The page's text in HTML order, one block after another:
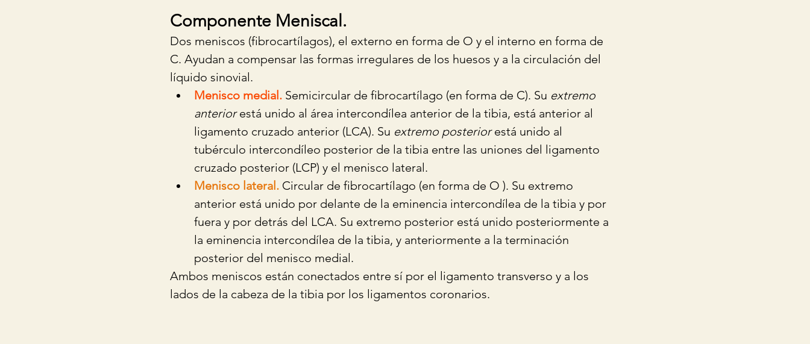
Componente Meniscal.
Dos meniscos (fibrocartílagos), el externo en forma de O y el interno en forma de
C. Ayudan a compensar las formas irregulares de los huesos y a la circulación del
líquido sinovial.
Menisco medial. Semicircular de fibrocartílago (en forma de C). Su extremo
anterior está unido al área intercondílea anterior de la tibia, está anterior al
ligamento cruzado anterior (LCA). Su extremo posterior está unido al
tubérculo intercondíleo posterior de la tibia entre las uniones del ligamento
cruzado posterior (LCP) y el menisco lateral.
Menisco lateral. Circular de fibrocartílago (en forma de O ). Su extremo
anterior está unido por delante de la eminencia intercondílea de la tibia y por
fuera y por detrás del LCA. Su extremo posterior está unido posteriormente a
la eminencia intercondílea de la tibia, y anteriormente a la terminación
posterior del menisco medial.
Ambos meniscos están conectados entre sí por el ligamento transverso y a los
lados de la cabeza de la tibia por los ligamentos coronarios.